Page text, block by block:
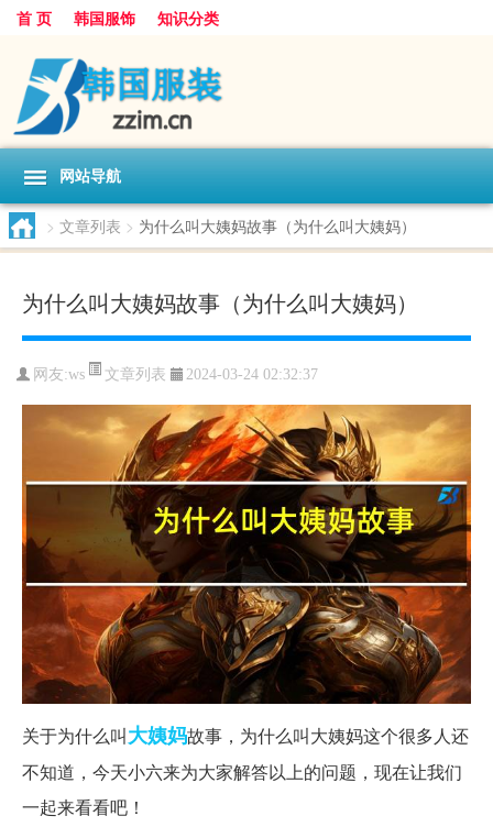
首 页 韩国服饰 知识分类
网站导航
> 文章列表 > 为什么叫大姨妈故事（为什么叫大姨妈）
为什么叫大姨妈故事（为什么叫大姨妈）
网友:ws 文章列表 2024-03-24 02:32:37
关于为什么叫大姨妈故事，为什么叫大姨妈这个很多人还
不知道，今天小六来为大家解答以上的问题，现在让我们
一起来看看吧！